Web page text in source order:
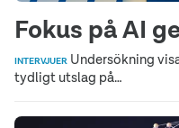
Fokus på AI
INTERVJUER Undersökning
tydligt utslag på…